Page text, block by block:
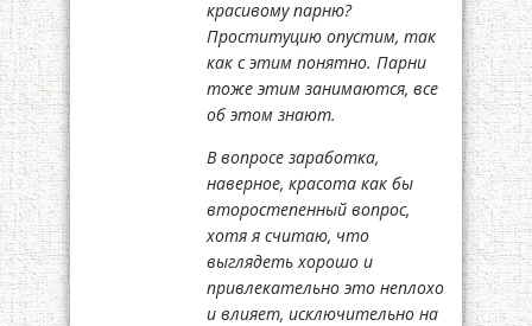
красивому парню?
Проституцию опустим, так
как с этим понятно. Парни
тоже этим занимаются, все
об этом знают.
В вопросе заработка,
наверное, красота как бы
второстепенный вопрос,
хотя я считаю, что
выглядеть хорошо и
привлекательно это неплохо
и влияет, исключительно на